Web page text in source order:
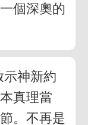
個深奧的
示神新約
真理當
。不再是